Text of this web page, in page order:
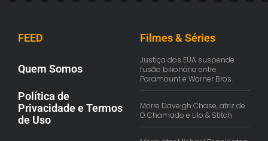
FEED
Quem Somos
Política de
Privacidade e Termos
de Uso
Filmes & Séries
Justiça dos EUA suspende
fusão bilionária entre
Paramount e Warner Bros.
Morre Daveigh Chase, atriz de
O Chamado e Lilo & Stitch